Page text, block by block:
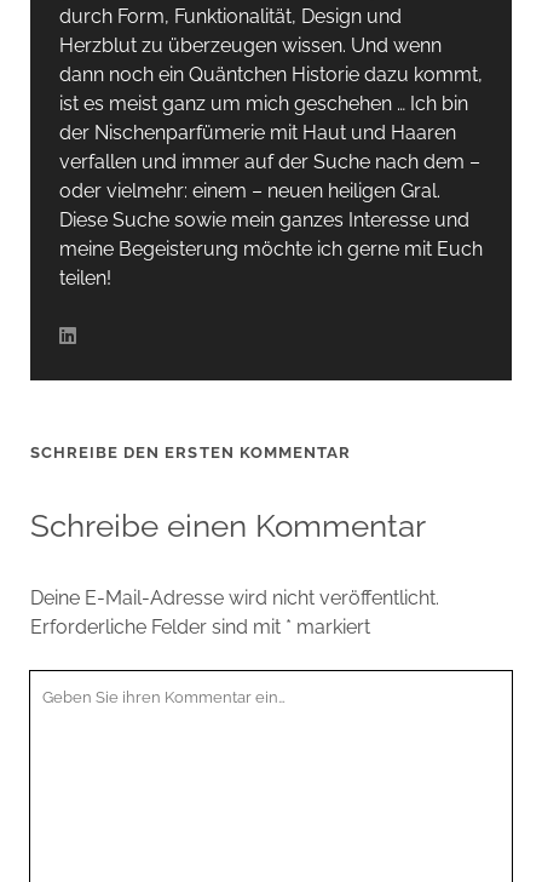
durch Form, Funktionalität, Design und
Herzblut zu überzeugen wissen. Und wenn
dann noch ein Quäntchen Historie dazu kommt,
ist es meist ganz um mich geschehen … Ich bin
der Nischenparfümerie mit Haut und Haaren
verfallen und immer auf der Suche nach dem –
oder vielmehr: einem – neuen heiligen Gral.
Diese Suche sowie mein ganzes Interesse und
meine Begeisterung möchte ich gerne mit Euch
teilen!
SCHREIBE DEN ERSTEN KOMMENTAR
Schreibe einen Kommentar
Deine E-Mail-Adresse wird nicht veröffentlicht.
Erforderliche Felder sind mit * markiert